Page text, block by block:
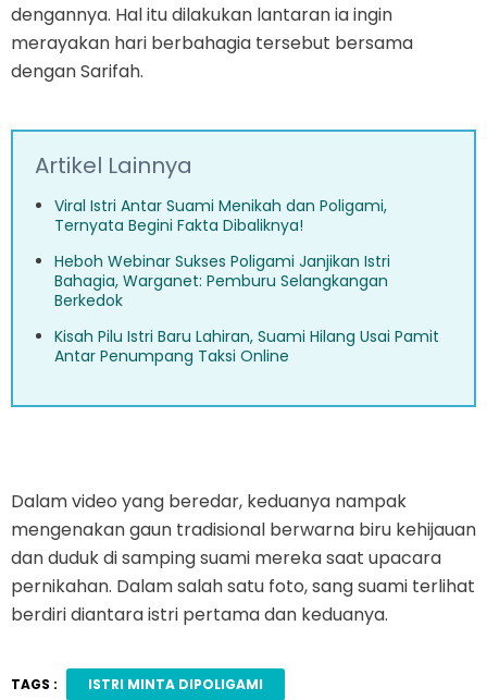
dengannya. Hal itu dilakukan lantaran ia ingin
merayakan hari berbahagia tersebut bersama
dengan Sarifah.
Artikel Lainnya
Viral Istri Antar Suami Menikah dan Poligami,
Ternyata Begini Fakta Dibaliknya!
Heboh Webinar Sukses Poligami Janjikan Istri
Bahagia, Warganet: Pemburu Selangkangan
Berkedok
Kisah Pilu Istri Baru Lahiran, Suami Hilang Usai Pamit
Antar Penumpang Taksi Online
Dalam video yang beredar, keduanya nampak
mengenakan gaun tradisional berwarna biru kehijauan
dan duduk di samping suami mereka saat upacara
pernikahan. Dalam salah satu foto, sang suami terlihat
berdiri diantara istri pertama dan keduanya.
TAGS : ISTRI MINTA DIPOLIGAMI